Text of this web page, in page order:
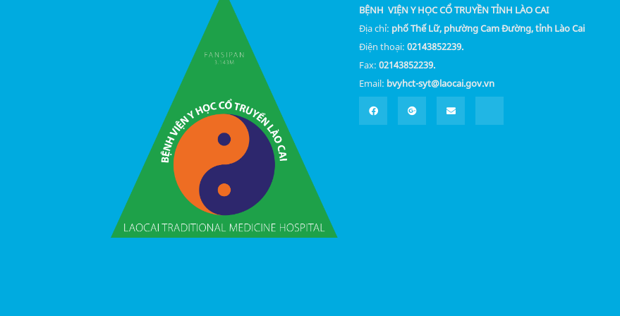
BỆNH VIỆN Y HỌC CỔ TRUYỀN TỈNH LÀO CAI
Địa chỉ: phố Thế Lữ, phường Cam Đường, tỉnh Lào Cai
Điện thoại: 02143852239.
Fax: 02143852239.
Email: bvyhct-syt@laocai.gov.vn